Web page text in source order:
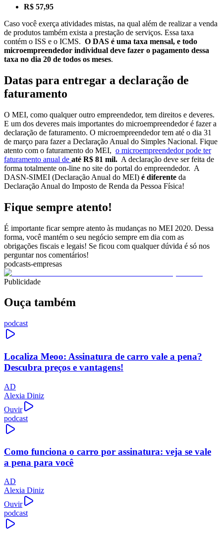
R$ 57,95
Caso você exerça atividades mistas, na qual além de realizar a venda
de produtos também exista a prestação de serviços. Essa taxa
contém o ISS e o ICMS. O DAS é uma taxa mensal, e todo
microempreendedor individual deve fazer o pagamento dessa
taxa no dia 20 de todos os meses.
Datas para entregar a declaração de
faturamento
O MEI, como qualquer outro empreendedor, tem direitos e deveres.
E um dos deveres mais importantes do microempreendedor é fazer a
declaração de faturamento. O microempreendedor tem até o dia 31
de março para fazer a Declaração Anual do Simples Nacional. Fique
atento com o faturamento do MEI, o microempreendedor pode ter
faturamento anual de até R$ 81 mil. A declaração deve ser feita de
forma totalmente on-line no site do portal do empreendedor. A
DASN-SIMEI (Declaração Anual do MEI) é diferente da
Declaração Anual do Imposto de Renda da Pessoa Física!
Fique sempre atento!
É importante ficar sempre atento às mudanças no MEI 2020. Dessa
forma, você mantém o seu negócio sempre em dia com as
obrigações fiscais e legais! Se ficou com qualquer dúvida é só nos
perguntar nos comentários!
podcasts-empresas
Publicidade
Ouça também
podcast
Localiza Meoo: Assinatura de carro vale a pena?
Descubra preços e vantagens!
AD
Alexia Diniz
Ouvir
podcast
Como funciona o carro por assinatura: veja se vale
a pena para você
AD
Alexia Diniz
Ouvir
podcast